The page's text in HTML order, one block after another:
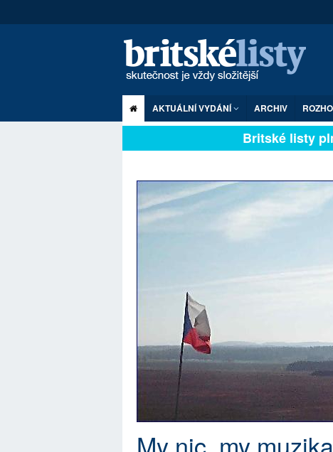
AKTUÁLNÍ VYDÁNÍ ARCHIV
Britské listy